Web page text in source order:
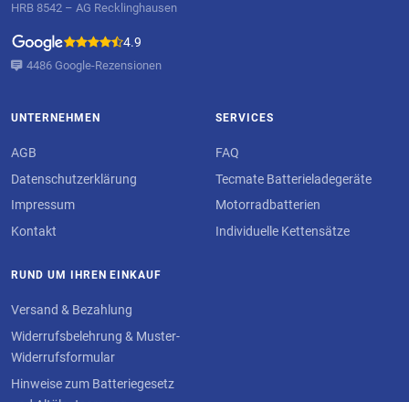
HRB 8542 – AG Recklinghausen
4.9
4486 Google-Rezensionen
UNTERNEHMEN
AGB
Datenschutzerklärung
Impressum
Kontakt
SERVICES
FAQ
Tecmate Batterieladegeräte
Motorradbatterien
Individuelle Kettensätze
RUND UM IHREN EINKAUF
Versand & Bezahlung
Widerrufsbelehrung & Muster-
Widerrufsformular
Hinweise zum Batteriegesetz